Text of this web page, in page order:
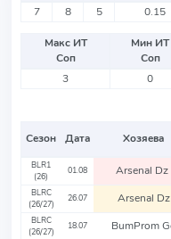
7
8 5 0.15
Макс ИТ
Соп
Мин ИТ
Соп
3
0
Сезон Дата Хозяева
BLR1
(26)
01.08 Arsenal Dz
BLRC
(26/27)
26.07 Arsenal Dz
BLRC
(26/27)
18.07 BumProm